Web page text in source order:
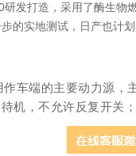
发打造，采用了酶生
的实地测试，日产也计
车端的主要动力源，
机，不允许反复开关；